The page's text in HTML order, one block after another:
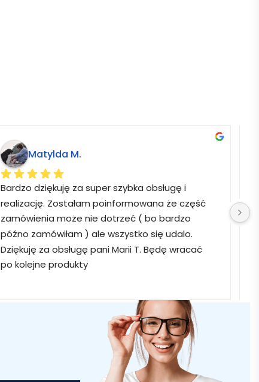
Matylda M.
Bardzo dziękuję za super szybka obsługę i
realizację. Zostałam poinformowana że część
zamówienia może nie dotrzeć ( bo bardzo
późno zamówiłam ) ale wszystko się udalo.
Dziękuję za obsługę pani Marii T. Będę wracać
po kolejne produkty